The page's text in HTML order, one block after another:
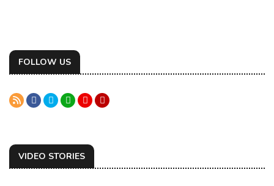
FOLLOW US
VIDEO STORIES